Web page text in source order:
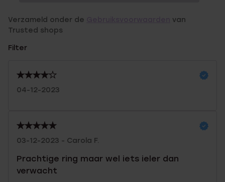
Verzameld onder de
van
Trusted shops
Filter
04-12-2023
03-12-2023 - Carola F.
Prachtige ring maar wel iets ieler dan
verwacht